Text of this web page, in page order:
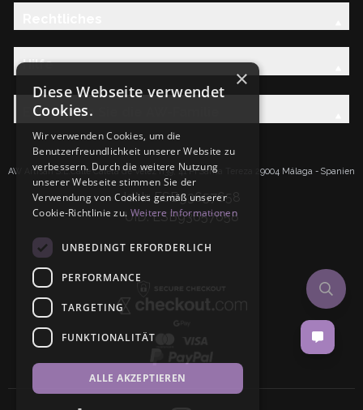
Hilfe
Entdecken Sie die AW-Familie
AW Artisan S.L.Calle Caleta de Velez n39, 41 PI Santa Tereza 29004 Málaga - Spanien
IdNr: ESB93657658
UID: ESB93657658
×
Diese Webseite verwendet
Cookies.
Wir verwenden Cookies, um die
Benutzerfreundlichkeit unserer Website zu
verbessern. Durch die weitere Nutzung
unserer Webseite stimmen Sie der
Verwendung von Cookies gemäß unserer
Cookie-Richtlinie zu. Weitere Informationen
UNBEDINGT ERFORDERLICH
PERFORMANCE
TARGETING
FUNKTIONALITÄT
ALLE AKZEPTIEREN